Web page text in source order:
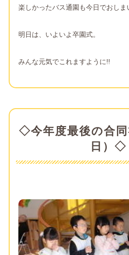
楽しかったバス通園も今日でおしま
明日は、いよいよ卒園式。
みんな元気でこれますように!!
◇今年度最後の合
日）◇